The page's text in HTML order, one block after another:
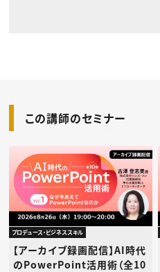
この講師のセミナー
プロデュース・ビジネススキル
【アーカイブ録画配信】AI時代
のPowerPoint活用術（全10